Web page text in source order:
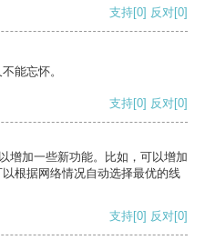
支持[0] 反对[0]
能忘怀。
支持[0] 反对[0]
增加一些新功能。比如，可以增加
根据网络情况自动选择最优的线
支持[0] 反对[0]